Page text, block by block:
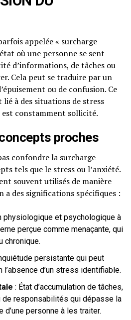
appelée « surcharge
où une personne se sent
d’informations, de tâches ou
Cela peut se traduire par un
ou de confusion. Ce
à des situations de stress
constamment sollicité.
proches
confondre la surcharge
tels que le stress ou l’anxiété.
souvent utilisés de manière
a des significations spécifiques :
physiologique et psychologique à
perçue comme menaçante, qui
chronique.
persistante qui peut
l’absence d’un stress identifiable.
: État d’accumulation de tâches,
de responsabilités qui dépasse la
d’une personne à les traiter.